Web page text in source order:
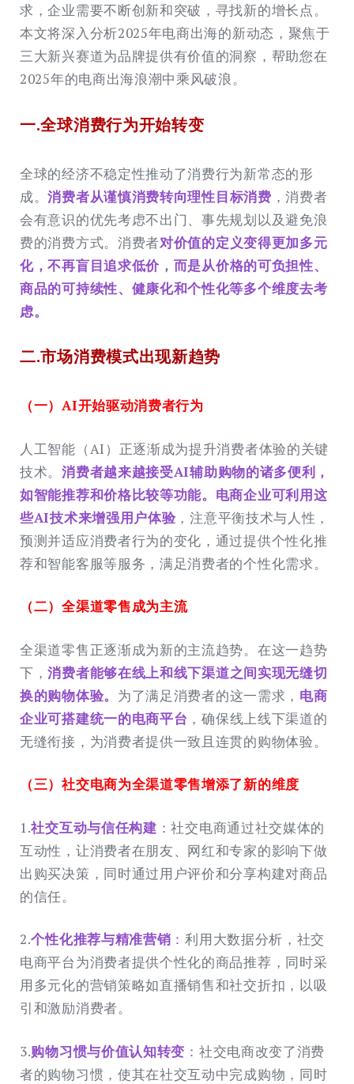
求，企业需要不断创新和突破，寻找新的增长点。
本文将深入分析2025年电商出海的新动态，聚焦于
三大新兴赛道为品牌提供有价值的洞察，帮助您在
2025年的电商出海浪潮中乘风破浪。
一.全球消费行为开始转变
全球的经济不稳定性推动了消费行为新常态的形
成。消费者从谨慎消费转向理性目标消费 ，消费者
会有意识的优先考虑不出门、事先规划以及避免浪
费的消费方式。消费者对价值的定义变得更加多元
化，不再盲目追求低价 ， 而是从价格的可负担性、
商品的可持续性、健康化和个性化等多个维度去考
虑。
二.市场消费模式出现新趋势
（一）AI开始驱动消费者行为
人工智能（AI）正逐渐成为提升消费者体验的关键
技术。消费者越来越接受AI辅助购物的诸多便利，
如智能推荐和价格比较等功能。电商企业可利用这
些AI技术来增强用户体验，注意平衡技术与人性，
预测并适应消费者行为的变化，通过提供个性化推
荐和智能客服等服务，满足消费者的个性化需求。
（二）全渠道零售成为主流
全渠道零售正逐渐成为新的主流趋势。在这一趋势
下，消费者能够在线上和线下渠道之间实现无缝切
换的购物体验。 为了满足消费者的这一需求， 电商
企业可搭建统一的电商平台 ，确保线上线下渠道的
无缝衔接，为消费者提供一致且连贯的购物体验。
（三）社交电商为全渠道零售增添了新的维度
1.社交互动与信任构建 ：社交电商通过社交媒体的
互动性，让消费者在朋友、网红和专家的影响下做
出购买决策，同时通过用户评价和分享构建对商品
的信任。
2.个性化推荐与精准营销 ：利用大数据分析，社交
电商平台为消费者提供个性化的商品推荐，同时采
用多元化的营销策略如直播销售和社交折扣，以吸
引和激励消费者。
3.购物习惯与价值认知转变 ： 社交电商改变了消费
者的购物习惯，使其在社交互动中完成购物，同时